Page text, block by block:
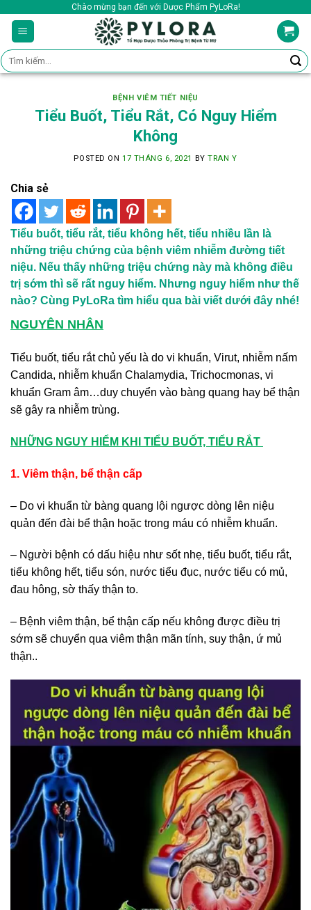
content
Chào mừng bạn đến với Dược Phẩm PyLoRa!
Tìm
kiếm:
BỆNH VIÊM TIẾT NIỆU
Tiểu Buốt, Tiểu Rắt, Có Nguy Hiểm
Không
POSTED ON 17 THÁNG 6, 2021 BYTRAN Y
Chia sẻ
Tiểu buốt, tiểu rắt, tiểu không hết, tiểu nhiều lần là
những triệu chứng của bệnh viêm nhiễm đường tiết
niệu. Nếu thấy những triệu chứng này mà không điều
trị sớm thì sẽ rất nguy hiểm. Nhưng nguy hiểm như thế
nào? Cùng PyLoRa tìm hiểu qua bài viết dưới đây nhé!
NGUYÊN NHÂN
Tiểu buốt, tiểu rắt chủ yếu là do vi khuẩn, Virut, nhiễm nấm
Candida, nhiễm khuẩn Chalamydia, Trichocmonas, vi
khuẩn Gram âm…duy chuyển vào bàng quang hay bể thận
sẽ gây ra nhiễm trùng.
NHỮNG NGUY HIỂM KHI TIỂU BUỐT, TIỂU RẮT
1. Viêm thận, bể thận cấp
– Do vi khuẩn từ bàng quang lội ngược dòng lên niệu
quản đến đài bể thận hoặc trong máu có nhiễm khuẩn.
– Người bệnh có dấu hiệu như sốt nhẹ, tiểu buốt, tiểu rắt,
tiểu không hết, tiểu són, nước tiểu đục, nước tiểu có mủ,
đau hông, sờ thấy thận to.
– Bệnh viêm thận, bể thận cấp nếu không được điều trị
sớm sẽ chuyển qua viêm thận mãn tính, suy thận, ứ mủ
thận..